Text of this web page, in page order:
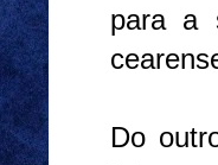
para a
Do